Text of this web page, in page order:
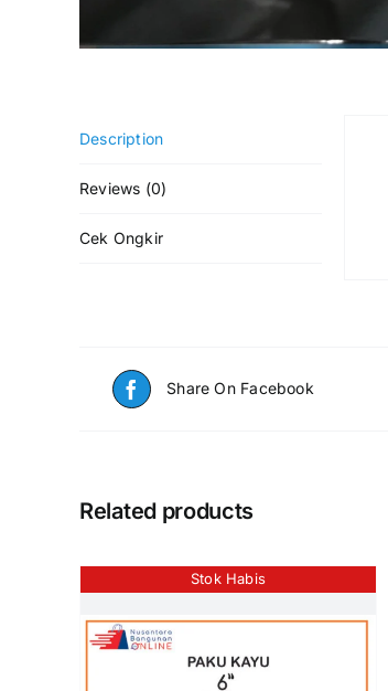
Description
Reviews (0)
Cek Ongkir
Share On Facebook
Related products
Stok Habis